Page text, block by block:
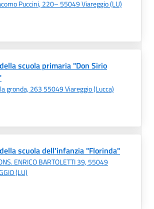
Puccini, 220– 55049 Viareggio (LU)
scuola primaria "Don Sirio
gronda, 263 55049 Viareggio (Lucca)
scuola dell'infanzia "Florinda"
ENRICO BARTOLETTI 39, 55049
(LU)